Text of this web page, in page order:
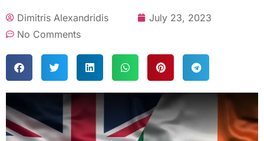
Dimitris Alexandridis
July 23, 2023
No Comments